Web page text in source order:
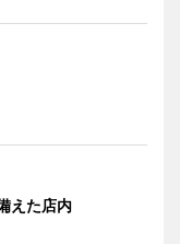
えた店内